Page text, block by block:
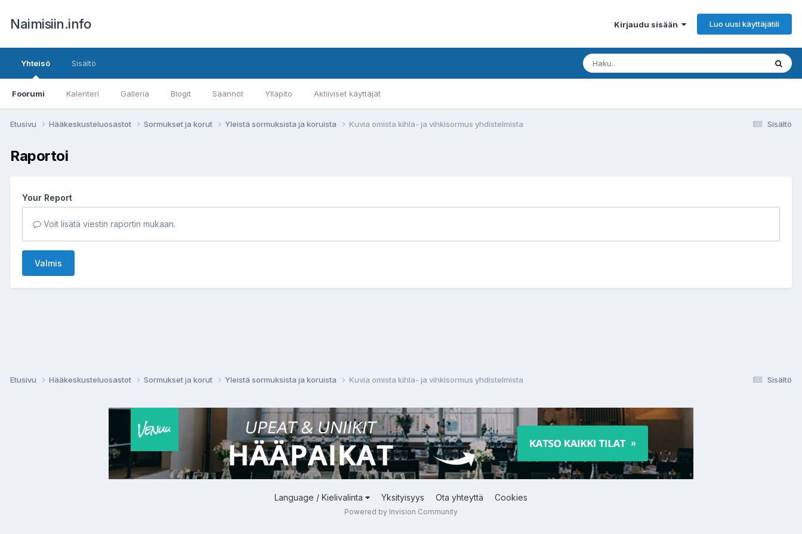
Naimisiin.info Kirjaudu sisään Luo uusi käyttäjätili
Yhteisö
Foorumi Kalenteri Galleria Blogit Säännöt Ylläpito Aktiiviset käyttäjät
Sisältö
Sisältö
Etusivu Hääkeskusteluosastot Sormukset ja korut Yleistä sormuksista ja koruista Kuvia omista kihla- ja vihkisormus yhdistelmista
Raportoi
Your Report
Voit lisätä viestin raportin mukaan.
Valmis
Sisältö
Etusivu Hääkeskusteluosastot Sormukset ja korut Yleistä sormuksista ja koruista Kuvia omista kihla- ja vihkisormus yhdistelmista
Language / Kielivalinta Yksityisyys Ota yhteyttä Cookies
Powered by Invision Community